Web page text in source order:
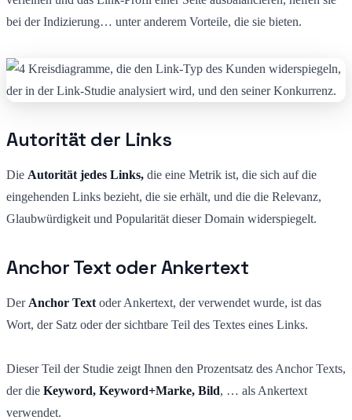
bei der Indizierung… unter anderem Vorteile, die sie bieten.
Autorität der Links
Die Autorität jedes Links, die eine Metrik ist, die sich auf die
eingehenden Links bezieht, die sie erhält, und die die Relevanz,
Glaubwürdigkeit und Popularität dieser Domain widerspiegelt.
Anchor Text oder Ankertext
Der Anchor Text oder Ankertext, der verwendet wurde, ist das
Wort, der Satz oder der sichtbare Teil des Textes eines Links.
Dieser Teil der Studie zeigt Ihnen den Prozentsatz des Anchor Texts,
der die Keyword, Keyword+Marke, Bild, … als Ankertext
verwendet.